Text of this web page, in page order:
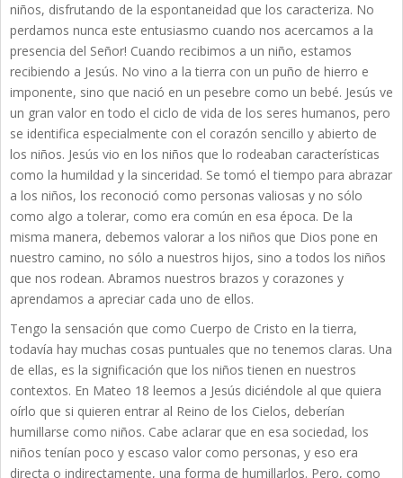
niños, disfrutando de la espontaneidad que los caracteriza. No
perdamos nunca este entusiasmo cuando nos acercamos a la
presencia del Señor! Cuando recibimos a un niño, estamos
recibiendo a Jesús. No vino a la tierra con un puño de hierro e
imponente, sino que nació en un pesebre como un bebé. Jesús ve
un gran valor en todo el ciclo de vida de los seres humanos, pero
se identifica especialmente con el corazón sencillo y abierto de
los niños. Jesús vio en los niños que lo rodeaban características
como la humildad y la sinceridad. Se tomó el tiempo para abrazar
a los niños, los reconoció como personas valiosas y no sólo
como algo a tolerar, como era común en esa época. De la
misma manera, debemos valorar a los niños que Dios pone en
nuestro camino, no sólo a nuestros hijos, sino a todos los niños
que nos rodean. Abramos nuestros brazos y corazones y
aprendamos a apreciar cada uno de ellos.
Tengo la sensación que como Cuerpo de Cristo en la tierra,
todavía hay muchas cosas puntuales que no tenemos claras. Una
de ellas, es la significación que los niños tienen en nuestros
contextos. En Mateo 18 leemos a Jesús diciéndole al que quiera
oírlo que si quieren entrar al Reino de los Cielos, deberían
humillarse como niños. Cabe aclarar que en esa sociedad, los
niños tenían poco y escaso valor como personas, y eso era
directa o indirectamente, una forma de humillarlos. Pero, como